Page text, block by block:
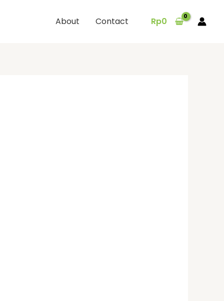
About Contact Rp0